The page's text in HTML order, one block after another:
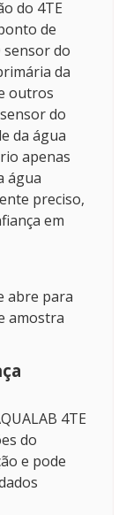
do 4TE
de
sensor do
da
outros
do
da água
apenas
água
preciso,
em
abre para
amostra
4TE
do
e pode